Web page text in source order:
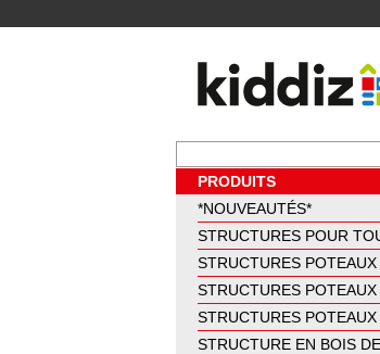
PRODUITS
*NOUVEAUTÉS*
STRUCTURES POUR
STRUCTURES
STRUCTURES POTEAUX
STRUCTURES
STRUCTURE EN BOIS